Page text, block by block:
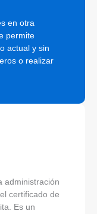
en otra
permite
actual y sin
o realizar
administración
certificado de
Es un